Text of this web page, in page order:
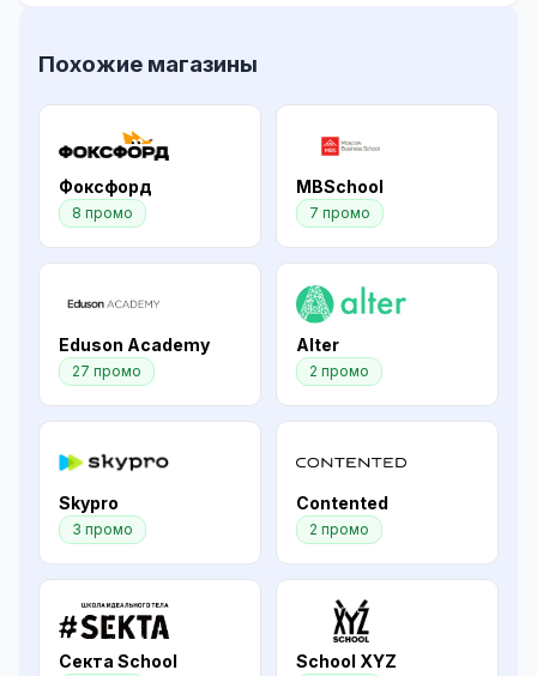
Похожие магазины
Фоксфорд
8 промо
MBSchool
7 промо
Eduson Academy
27 промо
Alter
2 промо
Skypro
3 промо
Contented
2 промо
Секта School School XYZ